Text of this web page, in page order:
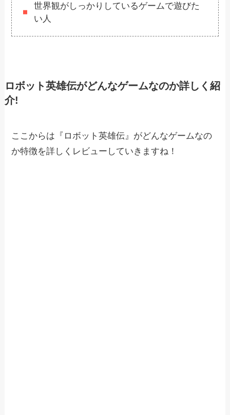
世界観がしっかりしているゲームで遊びた
い人
ロボット英雄伝がどんなゲームなのか詳しく紹
介!
ここからは『ロボット英雄伝』がどんなゲームなの
か特徴を詳しくレビューしていきますね！